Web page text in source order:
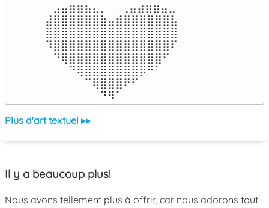
⠀⣠⣤⣶⣶⣦⣄⡀  ⠀⢀⣤⣴⣶⣶⣤⣀⠀
⣼⣿⣿⣿⣿⣿⣿⣷⣤⣾⣿⣿⣿⣿⣿⣿⣧
⣿⣿⣿⣿⣿⣿⣿⣿⣿⣿⣿⣿⣿⣿⣿⣿⣿
⠹⣿⣿⣿⣿⣿⣿⣿⣿⣿⣿⣿⣿⣿⣿⣿⠏
⠀⠙⢿⣿⣿⣿⣿⣿⣿⣿⣿⣿⣿⣿⣿⠋⠀
⠀⠀⠀⠙⢿⣿⣿⣿⣿⣿⣿⣿⡿⠛⠁⠀⠀
⠀⠀⠀⠀⠀⠉⢿⣿⣿⣿⠟⠋⠀⠀⠀⠀⠀
⠀⠀⠀⠀⠀⠀⠀⠙⠻⠁⠀⠀⠀⠀⠀⠀⠀⠀⠀⠀⠀⠀⠀
Plus d'art textuel ▸▸
Il y a beaucoup plus!
Nous avons tellement plus à offrir, car nous adorons tout